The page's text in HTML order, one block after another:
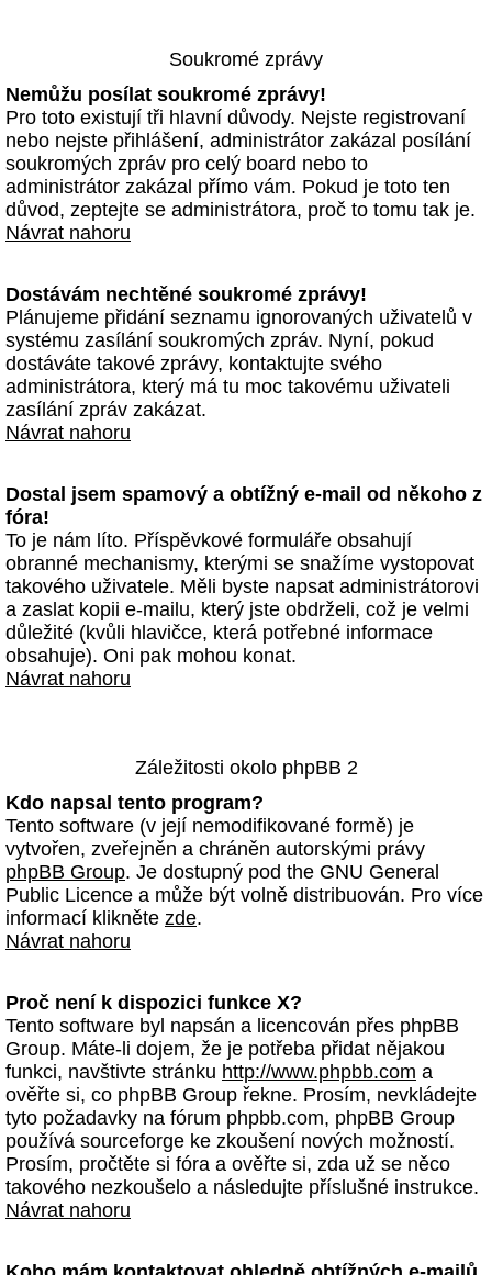
Soukromé zprávy
Nemůžu posílat soukromé zprávy!
Pro toto existují tři hlavní důvody. Nejste registrovaní
nebo nejste přihlášení, administrátor zakázal posílání
soukromých zpráv pro celý board nebo to
administrátor zakázal přímo vám. Pokud je toto ten
důvod, zeptejte se administrátora, proč to tomu tak je.
Návrat nahoru
Dostávám nechtěné soukromé zprávy!
Plánujeme přidání seznamu ignorovaných uživatelů v
systému zasílání soukromých zpráv. Nyní, pokud
dostáváte takové zprávy, kontaktujte svého
administrátora, který má tu moc takovému uživateli
zasílání zpráv zakázat.
Návrat nahoru
Dostal jsem spamový a obtížný e-mail od někoho z
fóra!
To je nám líto. Příspěvkové formuláře obsahují
obranné mechanismy, kterými se snažíme vystopovat
takového uživatele. Měli byste napsat administrátorovi
a zaslat kopii e-mailu, který jste obdrželi, což je velmi
důležité (kvůli hlavičce, která potřebné informace
obsahuje). Oni pak mohou konat.
Návrat nahoru
Záležitosti okolo phpBB 2
Kdo napsal tento program?
Tento software (v její nemodifikované formě) je
vytvořen, zveřejněn a chráněn autorskými právy
phpBB Group. Je dostupný pod the GNU General
Public Licence a může být volně distribuován. Pro více
informací klikněte zde.
Návrat nahoru
Proč není k dispozici funkce X?
Tento software byl napsán a licencován přes phpBB
Group. Máte-li dojem, že je potřeba přidat nějakou
funkci, navštivte stránku http://www.phpbb.com a
ověřte si, co phpBB Group řekne. Prosím, nevkládejte
tyto požadavky na fórum phpbb.com, phpBB Group
používá sourceforge ke zkoušení nových možností.
Prosím, pročtěte si fóra a ověřte si, zda už se něco
takového nezkoušelo a následujte příslušné instrukce.
Návrat nahoru